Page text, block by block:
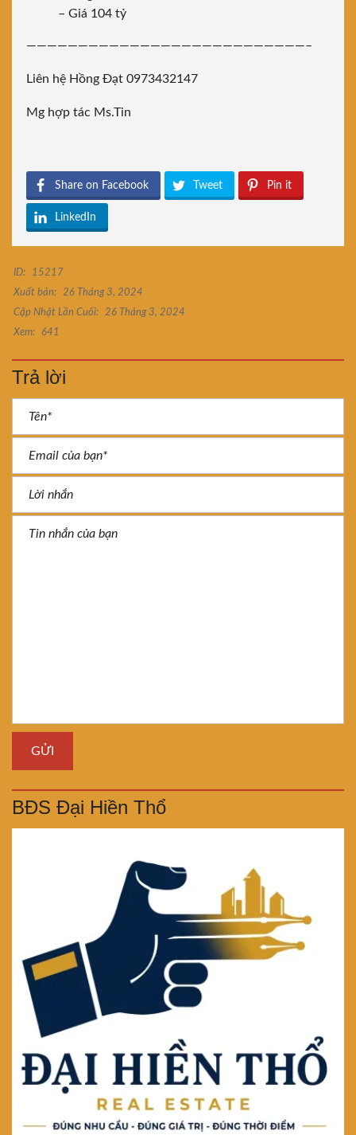
– Giá 104 tỷ
———————————————————————————–
Liên hệ Hồng Đạt 0973432147
Mg hợp tác Ms.Tin
Share on Facebook Tweet Pin it
LinkedIn
ID:
15217
Xuất bản:
26 Tháng 3, 2024
Cập Nhật Lần Cuối:
26 Tháng 3, 2024
Xem:
641
Trả lời
BĐS Đại Hiền Thổ